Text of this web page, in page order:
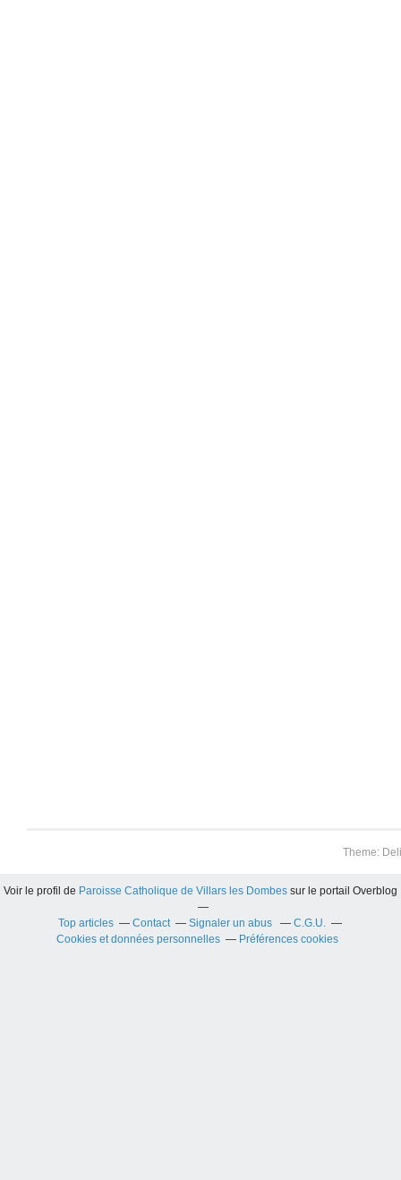
Theme:
Voir le profil de Paroisse Catholique de Villars les Dombes sur le portail Overblog
Top articles Contact Signaler un abus
C.G.U.
Cookies et données personnelles
Préférences cookies